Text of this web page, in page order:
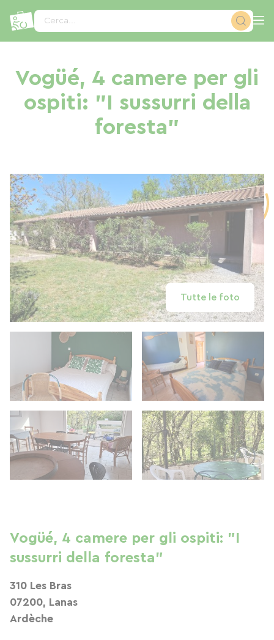
Cerca...
Vogüé, 4 camere per gli
ospiti: "I sussurri della
foresta"
Tutte le foto
Vogüé, 4 camere per gli ospiti: "I
sussurri della foresta"
310 Les Bras
07200, Lanas
Ardèche
Pannello di gestione dei cookies